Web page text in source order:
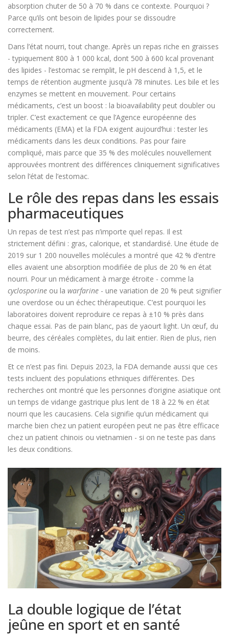
absorption chuter de 50 à 70 % dans ce contexte. Pourquoi ?
Parce qu’ils ont besoin de lipides pour se dissoudre
correctement.
Dans l’état nourri, tout change. Après un repas riche en graisses
- typiquement 800 à 1 000 kcal, dont 500 à 600 kcal provenant
des lipides - l’estomac se remplit, le pH descend à 1,5, et le
temps de rétention augmente jusqu’à 78 minutes. Les bile et les
enzymes se mettent en mouvement. Pour certains
médicaments, c’est un boost : la bioavailability peut doubler ou
tripler. C’est exactement ce que l’Agence européenne des
médicaments (EMA) et la FDA exigent aujourd’hui : tester les
médicaments dans les deux conditions. Pas pour faire
compliqué, mais parce que 35 % des molécules nouvellement
approuvées montrent des différences cliniquement significatives
selon l’état de l’estomac.
Le rôle des repas dans les essais
pharmaceutiques
Un repas de test n’est pas n’importe quel repas. Il est
strictement défini : gras, calorique, et standardisé. Une étude de
2019 sur 1 200 nouvelles molécules a montré que 42 % d’entre
elles avaient une absorption modifiée de plus de 20 % en état
nourri. Pour un médicament à marge étroite - comme la
cyclosporine ou la warfarine - une variation de 20 % peut signifier
une overdose ou un échec thérapeutique. C’est pourquoi les
laboratoires doivent reproduire ce repas à ±10 % près dans
chaque essai. Pas de pain blanc, pas de yaourt light. Un œuf, du
beurre, des céréales complètes, du lait entier. Rien de plus, rien
de moins.
Et ce n’est pas fini. Depuis 2023, la FDA demande aussi que ces
tests incluent des populations ethniques différentes. Des
recherches ont montré que les personnes d’origine asiatique ont
un temps de vidange gastrique plus lent de 18 à 22 % en état
nourri que les caucasiens. Cela signifie qu’un médicament qui
marche bien chez un patient européen peut ne pas être efficace
chez un patient chinois ou vietnamien - si on ne teste pas dans
les deux conditions.
La double logique de l’état
jeûne en sport et en santé